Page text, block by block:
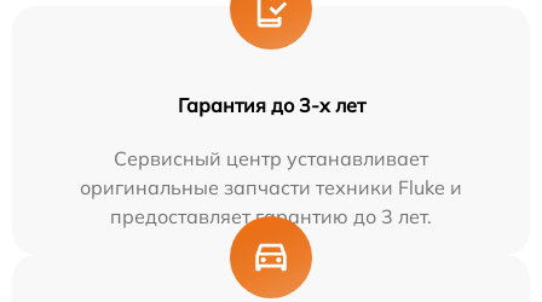
Гарантия до 3-х лет
Сервисный центр устанавливает
оригинальные запчасти техники Fluke и
предоставляет гарантию до 3 лет.